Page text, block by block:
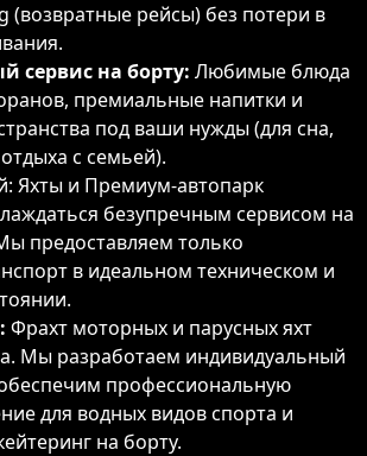
(возвратные рейсы) без потери в
сервис на борту: Любимые блюда
премиальные напитки и
под ваши нужды (для сна,
с семьей).
Яхты и Премиум-автопарк
безупречным сервисом на
предоставляем только
в идеальном техническом и
Фрахт моторных и парусных яхт
Мы разработаем индивидуальный
профессиональную
для водных видов спорта и
на борту.